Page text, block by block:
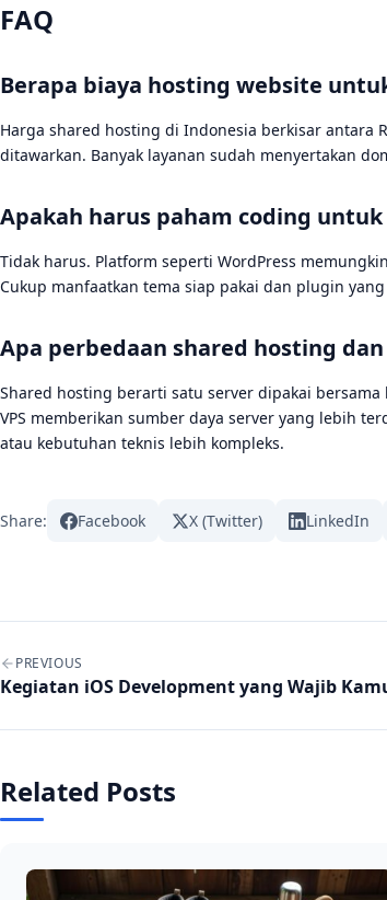
FAQ
Berapa biaya hosting website
Harga shared hosting di Indonesia berkisar antara
ditawarkan. Banyak layanan sudah menyertakan
Apakah harus paham coding
Tidak harus. Platform seperti WordPress
Cukup manfaatkan tema siap pakai dan plugin
Apa perbedaan shared hosting
Shared hosting berarti satu server dipakai
VPS memberikan sumber daya server yang lebih
atau kebutuhan teknis lebih kompleks.
Share: Facebook X (Twitter) LinkedIn
Post navigation
PREVIOUS
Kegiatan iOS Development yang Wajib
Related Posts